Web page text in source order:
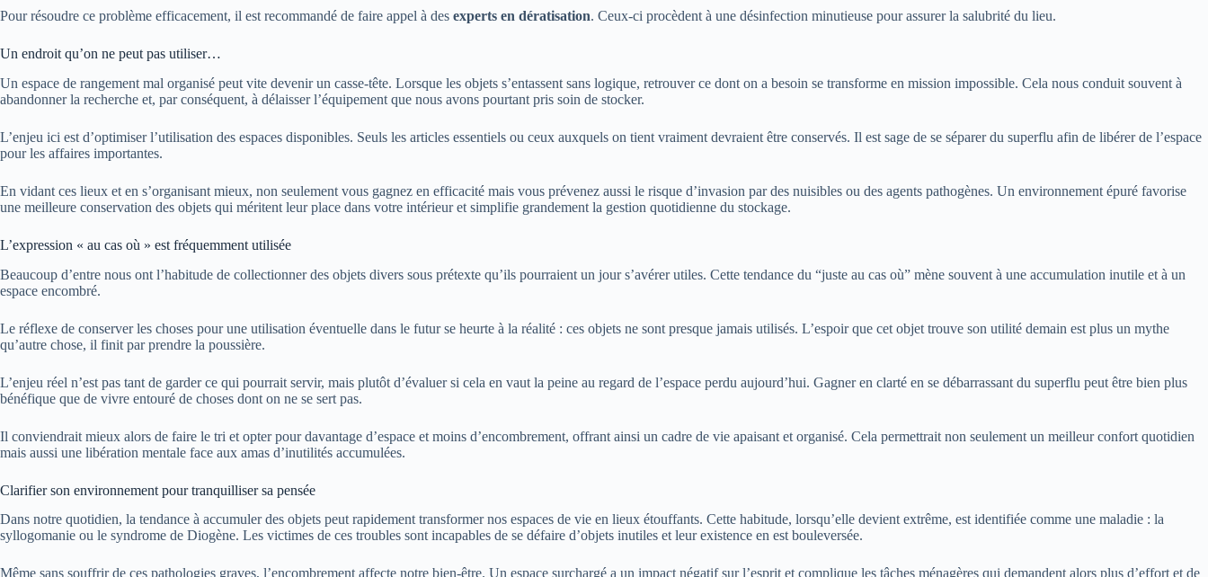
Pour résoudre ce problème efficacement, il est recommandé de faire appel à des experts en dératisation. Ceux-ci procèdent à une désinfection minutieuse pour assurer la salubrité du lieu.
Un endroit qu’on ne peut pas utiliser…
Un espace de rangement mal organisé peut vite devenir un casse-tête. Lorsque les objets s’entassent sans logique, retrouver ce dont on a besoin se transforme en mission impossible. Cela nous conduit souvent à
abandonner la recherche et, par conséquent, à délaisser l’équipement que nous avons pourtant pris soin de stocker.
L’enjeu ici est d’optimiser l’utilisation des espaces disponibles. Seuls les articles essentiels ou ceux auxquels on tient vraiment devraient être conservés. Il est sage de se séparer du superflu afin de libérer de l’espace
pour les affaires importantes.
En vidant ces lieux et en s’organisant mieux, non seulement vous gagnez en efficacité mais vous prévenez aussi le risque d’invasion par des nuisibles ou des agents pathogènes. Un environnement épuré favorise
une meilleure conservation des objets qui méritent leur place dans votre intérieur et simplifie grandement la gestion quotidienne du stockage.
L’expression « au cas où » est fréquemment utilisée
Beaucoup d’entre nous ont l’habitude de collectionner des objets divers sous prétexte qu’ils pourraient un jour s’avérer utiles. Cette tendance du “juste au cas où” mène souvent à une accumulation inutile et à un
espace encombré.
Le réflexe de conserver les choses pour une utilisation éventuelle dans le futur se heurte à la réalité : ces objets ne sont presque jamais utilisés. L’espoir que cet objet trouve son utilité demain est plus un mythe
qu’autre chose, il finit par prendre la poussière.
L’enjeu réel n’est pas tant de garder ce qui pourrait servir, mais plutôt d’évaluer si cela en vaut la peine au regard de l’espace perdu aujourd’hui. Gagner en clarté en se débarrassant du superflu peut être bien plus
bénéfique que de vivre entouré de choses dont on ne se sert pas.
Il conviendrait mieux alors de faire le tri et opter pour davantage d’espace et moins d’encombrement, offrant ainsi un cadre de vie apaisant et organisé. Cela permettrait non seulement un meilleur confort quotidien
mais aussi une libération mentale face aux amas d’inutilités accumulées.
Clarifier son environnement pour tranquilliser sa pensée
Dans notre quotidien, la tendance à accumuler des objets peut rapidement transformer nos espaces de vie en lieux étouffants. Cette habitude, lorsqu’elle devient extrême, est identifiée comme une maladie : la
syllogomanie ou le syndrome de Diogène. Les victimes de ces troubles sont incapables de se défaire d’objets inutiles et leur existence en est bouleversée.
Même sans souffrir de ces pathologies graves, l’encombrement affecte notre bien-être. Un espace surchargé a un impact négatif sur l’esprit et complique les tâches ménagères qui demandent alors plus d’effort et de